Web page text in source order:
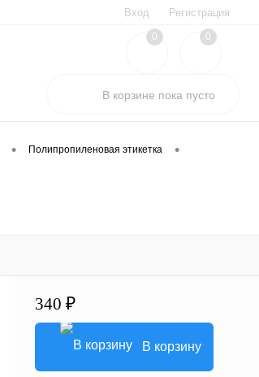
Вход Регистрация
0 0
В корзине пока пусто
• Полипропиленовая этикетка •
340 ₽
В корзину